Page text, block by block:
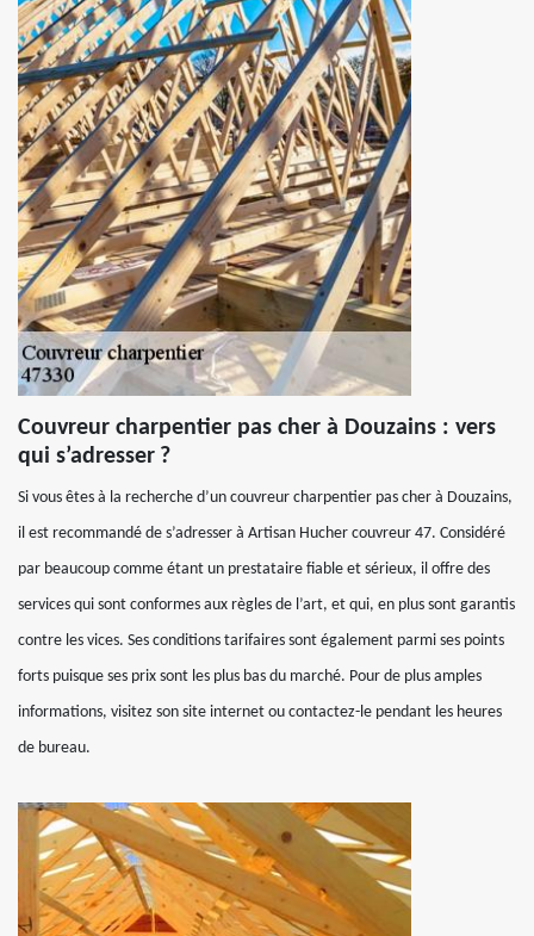
Couvreur charpentier pas cher à Douzains : vers
qui s’adresser ?
Si vous êtes à la recherche d’un couvreur charpentier pas cher à Douzains,
il est recommandé de s’adresser à Artisan Hucher couvreur 47. Considéré
par beaucoup comme étant un prestataire fiable et sérieux, il offre des
services qui sont conformes aux règles de l’art, et qui, en plus sont garantis
contre les vices. Ses conditions tarifaires sont également parmi ses points
forts puisque ses prix sont les plus bas du marché. Pour de plus amples
informations, visitez son site internet ou contactez-le pendant les heures
de bureau.